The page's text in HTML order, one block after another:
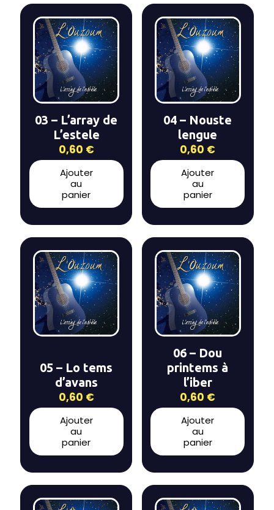
03 – L’array de
L’estele
0,60 €
Ajouter
au
panier
04 – Nouste
lengue
0,60 €
Ajouter
au
panier
05 – Lo tems
d’avans
0,60 €
Ajouter
au
panier
06 – Dou
printems à
l’iber
0,60 €
Ajouter
au
panier